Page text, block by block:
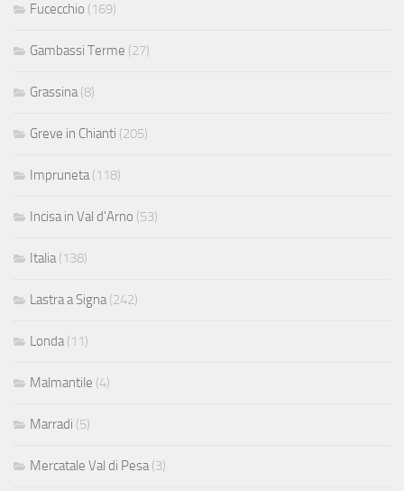
Fucecchio (169)
Gambassi Terme (27)
Grassina(8)
Greve in Chianti (205)
Impruneta(118)
Incisa in Val d'Arno (53)
Italia(138)
Lastra a Signa(242)
Londa(11)
Malmantile (4)
Marradi (5)
Mercatale Val di Pesa(3)